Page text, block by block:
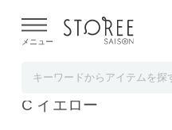
よる配送遅延が発生しており
メニュー
ソニー 完全ワイヤ
C イエロー